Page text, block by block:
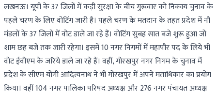
लखनऊ। यूपी के 37 जिलों में कड़ी सुरक्षा के बीच गुरूवार को निकाय चुनाव के
पहले चरण के लिए वोटिंग जारी है। पहले चरण के मतदान के तहत प्रदेश में नौ
मंडलों के 37 जिलों में वोट डाले जा रहे हैं। वोटिंग सुबह सात बजे शुरू हुआ जो
शाम छह बजे तक जारी रहेगा। इसमें 10 नगर निगमों में महापौर पद के लिये भी
वोट ईवीएम के जरिये डाले जा रहे हैं। वहीं, गोरखपुर नगर निगम के चुनाव में
प्रदेश के सीएम योगी आदित्यनाथ ने भी गोरखपुर में अपने मताधिकार का प्रयोग
किया। वहीं 104 नगर पालिका परिषद अध्यक्ष और 276 नगर पंचायत अध्यक्ष